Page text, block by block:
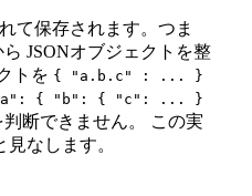
て保存されます。つま
JSONオブジェクトを整
トを { "a.b.c" : ... }
{ "b": { "c": ... }
断できません。 この実
なします。